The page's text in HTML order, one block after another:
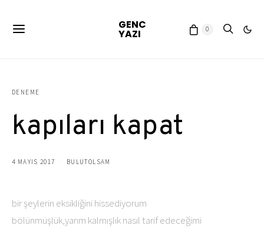
GENC
YAZI 0
DENEME
kapıları kapat
4 MAYIS 2017 BULUTOLSAM
bir şeylerin eksikliğini hissediyorum
bölünmüşlük,yarım kalmışlık nasıl tarif edeceğimi